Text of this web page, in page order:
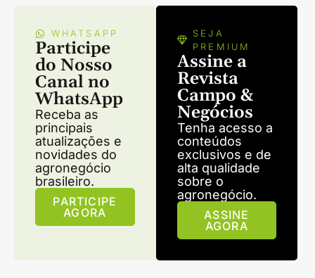
WHATSAPP
Participe
do Nosso
Canal no
WhatsApp
Receba as
principais
atualizações e
novidades do
agronegócio
brasileiro.
PARTICIPE
AGORA
SEJA
PREMIUM
Assine a
Revista
Campo &
Negócios
Tenha acesso a
conteúdos
exclusivos e de
alta qualidade
sobre o
agronegócio.
ASSINE
AGORA